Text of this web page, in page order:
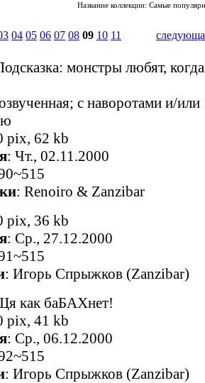
Название коллекции: Самые
04 05 06 07 08 09 10 11
монстры любят,
с наворотами и/или
pix, 62 kb
: Чт., 02.11.2000
: Renoiro & Zanzibar
pix, 36 kb
: Ср., 27.12.2000
: Игорь Спрыжков (Zanzibar)
как баБАХнет!
pix, 41 kb
: Ср., 06.12.2000
: Игорь Спрыжков (Zanzibar)